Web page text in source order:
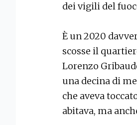
dei vigili del
È un 2020
scosse il
Lorenzo
una decina di
che aveva
abitava, ma